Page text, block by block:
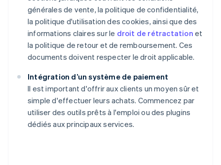
générales de vente, la politique de confidentialité,
la politique d'utilisation des cookies, ainsi que des
informations claires sur le droit de rétractation et
la politique de retour et de remboursement. Ces
documents doivent respecter le droit applicable.
Intégration d’un système de paiement
Il est important d'offrir aux clients un moyen sûr et
simple d'effectuer leurs achats. Commencez par
utiliser des outils prêts à l'emploi ou des plugins
dédiés aux principaux services.